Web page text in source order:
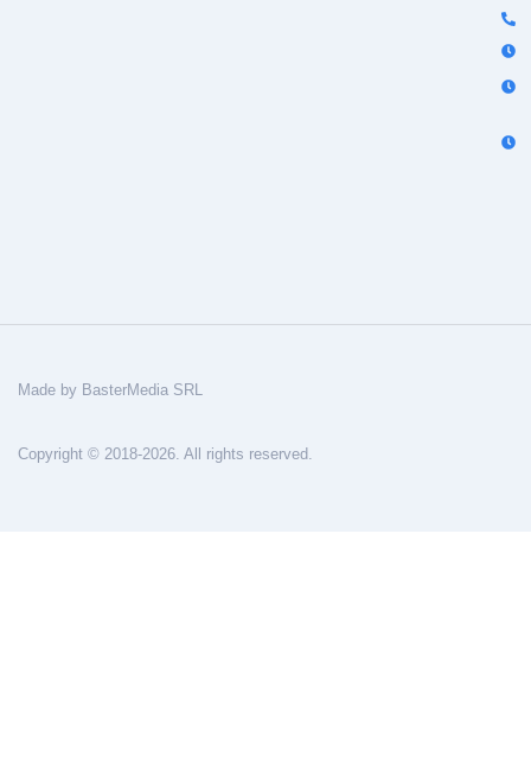
Made by BasterMedia SRL
Copyright © 2018-2026. All rights reserved.